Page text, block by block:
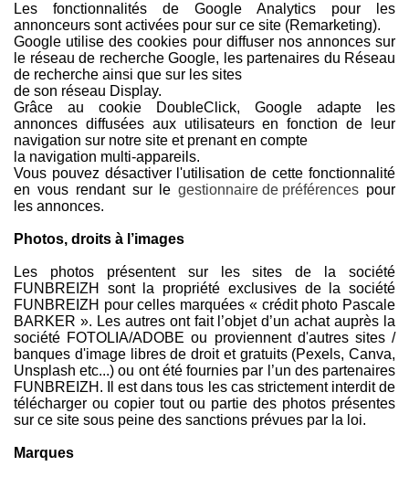
Les fonctionnalités de Google Analytics pour les
annonceurs sont activées pour sur ce site (Remarketing).
Google utilise des cookies pour diffuser nos annonces sur
le réseau de recherche Google, les partenaires du Réseau
de recherche ainsi que sur les sites
de son réseau Display.
Grâce au cookie DoubleClick, Google adapte les
annonces diffusées aux utilisateurs en fonction de leur
navigation sur notre site et prenant en compte
la navigation multi-appareils.
Vous pouvez désactiver l'utilisation de cette fonctionnalité
en vous rendant sur legestionnaire de préférences pour
les annonces.
Photos, droits à l’images
Les photos présentent sur les sites de la société
FUNBREIZH sont la propriété exclusives de la société
FUNBREIZH pour celles marquées « crédit photo Pascale
BARKER ». Les autres ont fait l’objet d’un achat auprès la
société FOTOLIA/ADOBE ou proviennent d'autres sites /
banques d'image libres de droit et gratuits (Pexels, Canva,
Unsplash etc...) ou ont été fournies par l’un des partenaires
FUNBREIZH. Il est dans tous les cas strictement interdit de
télécharger ou copier tout ou partie des photos présentes
sur ce site sous peine des sanctions prévues par la loi.
Marques